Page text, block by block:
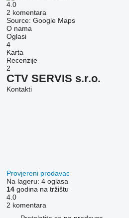
4.0
2 komentara
Source: Google Maps
O nama
Oglasi
4
Karta
Recenzije
2
CTV SERVIS s.r.o.
Kontakti
Provjereni prodavac
Na lageru: 4 oglasa
14godina na tržištu
4.0
2 komentara